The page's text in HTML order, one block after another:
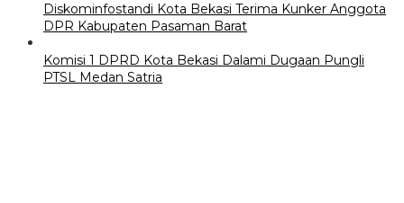
Diskominfostandi Kota Bekasi Terima Kunker Anggota
DPR Kabupaten Pasaman Barat
Komisi 1 DPRD Kota Bekasi Dalami Dugaan Pungli
PTSL Medan Satria